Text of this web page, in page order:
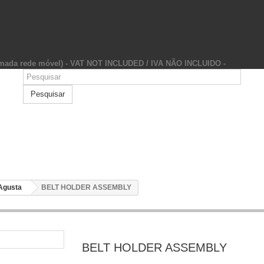
rede móvel) - VAT NOT INCLUDED / IVA NÃO INCLUIDO -
Pesquisar
BELT HOLDER ASSEMBLY
BELT HOLDER ASSEMBLY